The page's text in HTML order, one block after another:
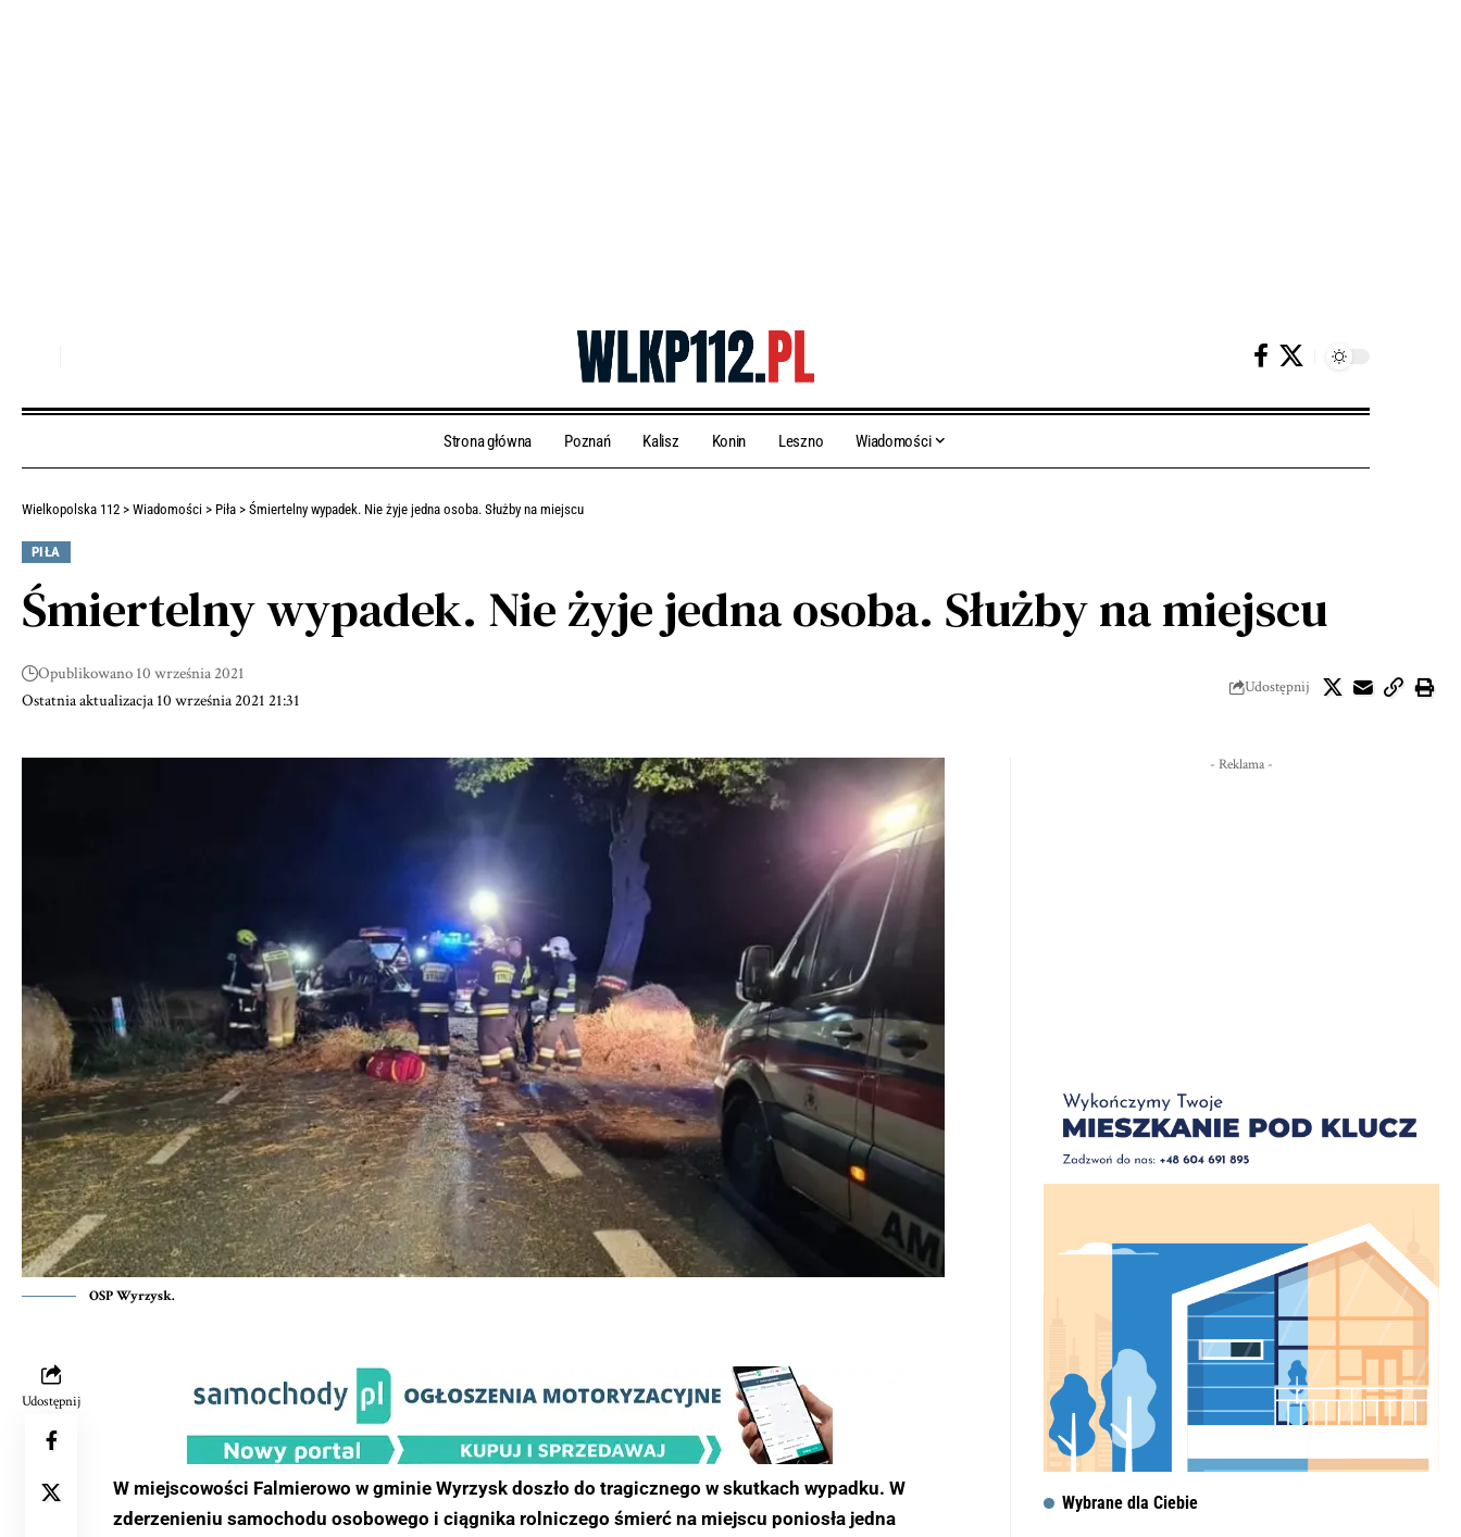
Strona główna Poznań Kalisz Konin Leszno Wiadomości
Wielkopolska 112 > Wiadomości > Piła > Śmiertelny wypadek. Nie żyje jedna osoba. Służby na miejscu
PIŁA
Śmiertelny wypadek. Nie żyje jedna osoba. Służby na miejscu
Ostatnia aktualizacja 10 września 2021 21:31
Opublikowano 10 września 2021
Udostępnij
OSP Wyrzysk.
Udostępnij
W miejscowości Falmierowo w gminie Wyrzysk doszło do tragicznego w skutkach wypadku. W
zderzenieniu samochodu osobowego i ciągnika rolniczego śmierć na miejscu poniosła jedna
- Reklama -
Wybrane dla Ciebie